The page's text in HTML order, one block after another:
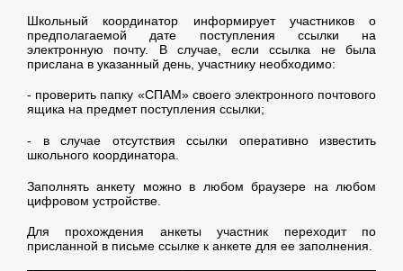
Школьный координатор информирует участников о
предполагаемой дате поступления ссылки на
электронную почту. В случае, если ссылка не была
прислана в указанный день, участнику необходимо:
- проверить папку «СПАМ» своего электронного почтового
ящика на предмет поступления ссылки;
- в случае отсутствия ссылки оперативно известить
школьного координатора.
Заполнять анкету можно в любом браузере на любом
цифровом устройстве.
Для прохождения анкеты участник переходит по
присланной в письме ссылке к анкете для ее заполнения.